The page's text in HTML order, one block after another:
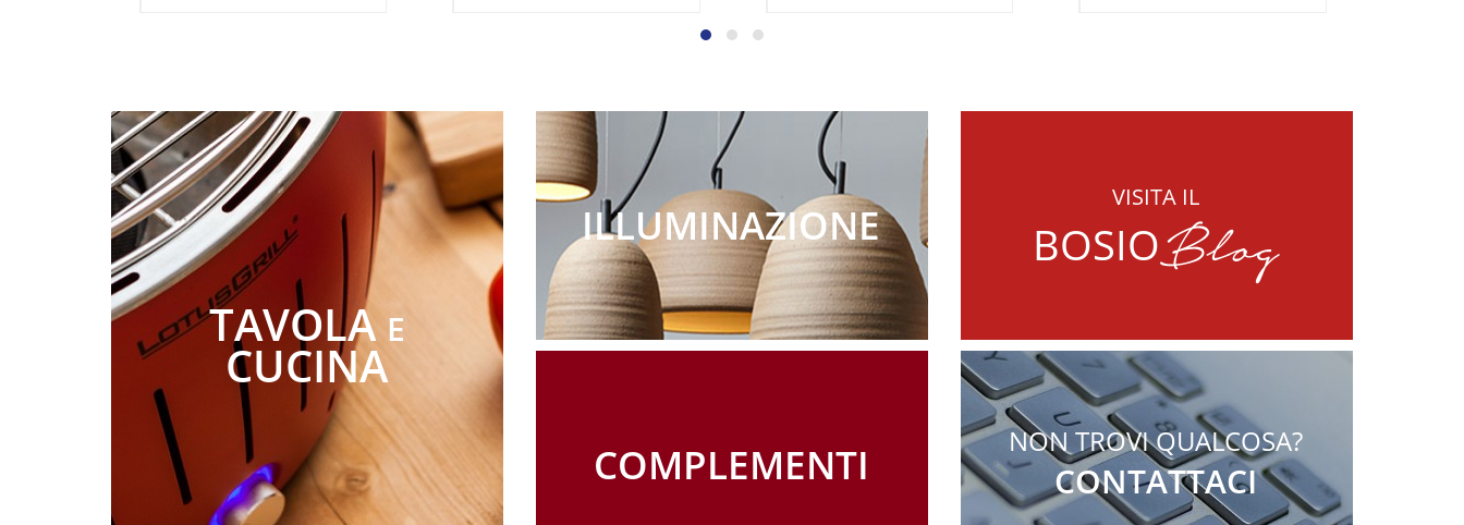
TAVOLA E
CUCINA
ILLUMINAZIONE
COMPLEMENTI
VISITA IL
BOSIOBlog
NON TROVI QUALCOSA?
CONTATTACI